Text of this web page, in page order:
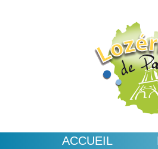
ACCUEIL